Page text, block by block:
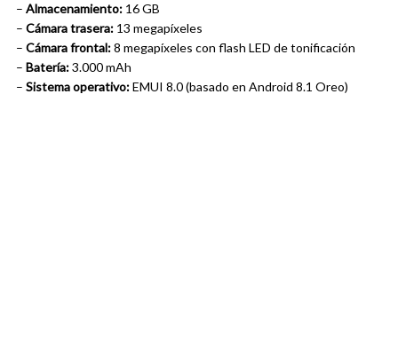
– Almacenamiento: 16 GB
– Cámara trasera: 13 megapíxeles
– Cámara frontal:8 megapíxeles con flash LED de tonificación
– Batería:3.000 mAh
– Sistema operativo:EMUI 8.0 (basado en Android 8.1 Oreo)